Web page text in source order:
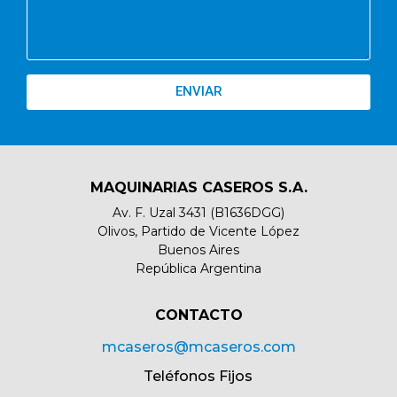
ENVIAR
MAQUINARIAS CASEROS S.A.
Av. F. Uzal 3431 (B1636DGG)
Olivos, Partido de Vicente López
Buenos Aires
República Argentina
CONTACTO​
mcaseros@mcaseros.com
Teléfonos Fijos